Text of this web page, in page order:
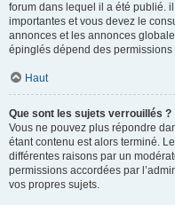
forum dans lequel il a été publié.
importantes et vous devez le
annonces et les annonces
épinglés dépend des permissions
Haut
Que sont les sujets verrouillés ?
Vous ne pouvez plus répondre
étant contenu est alors terminé.
différentes raisons par un
permissions accordées par
vos propres sujets.